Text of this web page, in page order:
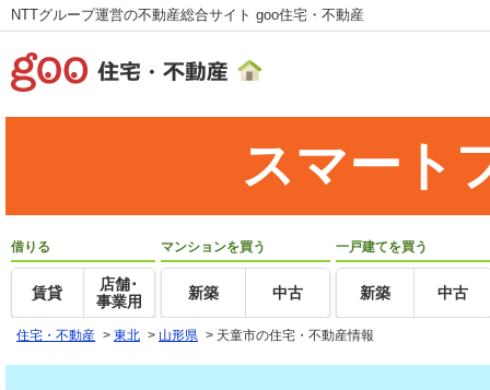
NTTグループ運営の不動産総合サイト goo住宅・不動産
スマート
借りる
賃貸
店舗･
事業用
マンションを買う
新築 中古
一戸建てを買う
新築 中古
住宅・不動産 > 東北 > 山形県 > 天童市の住宅・不動産情報